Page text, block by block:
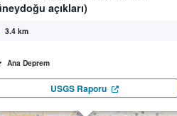
açıkları)
3.4 km
Ana Deprem
USGS Raporu